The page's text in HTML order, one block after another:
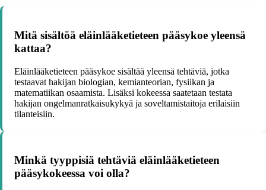
Mitä sisältöä eläinlääketieteen pääsykoe yleensä
kattaa?
Eläinlääketieteen pääsykoe sisältää yleensä tehtäviä, jotka
testaavat hakijan biologian, kemianteorian, fysiikan ja
matematiikan osaamista. Lisäksi kokeessa saatetaan testata
hakijan ongelmanratkaisukykyä ja soveltamistaitoja erilaisiin
tilanteisiin.
Minkä tyyppisiä tehtäviä eläinlääketieteen
pääsykokeessa voi olla?